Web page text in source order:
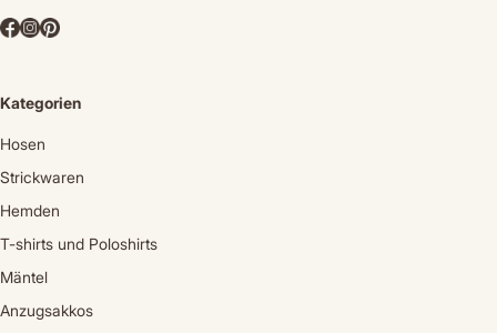
Kategorien
Hosen
Strickwaren
Hemden
T-shirts und Poloshirts
Mäntel
Anzugsakkos